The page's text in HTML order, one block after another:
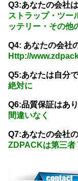
Q3:あなたの会社
ストラップ・ツー
ッテリー・その他
Q4: あなたの会社
Http://
Q5:あなたは自分
絶対に
Q6:品質保証はあ
間違いなく
Q7:あなたの会社
ZDPACKは第三者